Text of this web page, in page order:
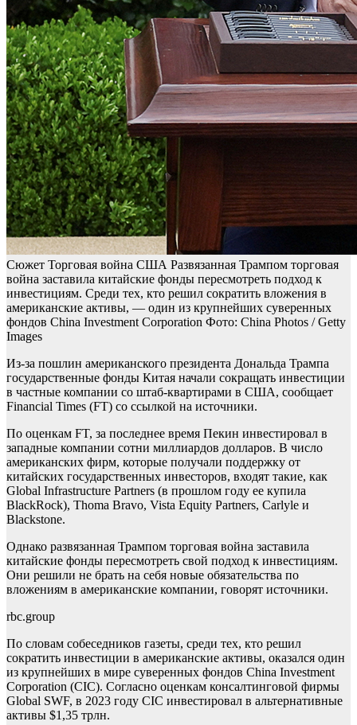
Сюжет Торговая война США Развязанная Трампом торговая
война заставила китайские фонды пересмотреть подход к
инвестициям. Среди тех, кто решил сократить вложения в
американские активы, — один из крупнейших суверенных
фондов China Investment Corporation Фото: China Photos / Getty
Images
Из-за пошлин американского президента Дональда Трампа
государственные фонды Китая начали сокращать инвестиции
в частные компании со штаб-квартирами в США, сообщает
Financial Times (FT) со ссылкой на источники.
По оценкам FT, за последнее время Пекин инвестировал в
западные компании сотни миллиардов долларов. В число
американских фирм, которые получали поддержку от
китайских государственных инвесторов, входят такие, как
Global Infrastructure Partners (в прошлом году ее купила
BlackRock), Thoma Bravo, Vista Equity Partners, Carlyle и
Blackstone.
Однако развязанная Трампом торговая война заставила
китайские фонды пересмотреть свой подход к инвестициям.
Они решили не брать на себя новые обязательства по
вложениям в американские компании, говорят источники.
rbc.group
По словам собеседников газеты, среди тех, кто решил
сократить инвестиции в американские активы, оказался один
из крупнейших в мире суверенных фондов China Investment
Corporation (CIC). Согласно оценкам консалтинговой фирмы
Global SWF, в 2023 году CIC инвестировал в альтернативные
активы $1,35 трлн.